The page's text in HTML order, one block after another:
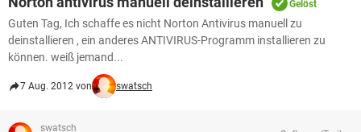
Gelöst
Guten Tag, Ich schaffe es nicht Norton Antivirus manuell zu
deinstallieren , ein anderes ANTIVIRUS-Programm installieren zu
können. weiß jemand...
7 Aug. 2012 von swatsch
swatsch